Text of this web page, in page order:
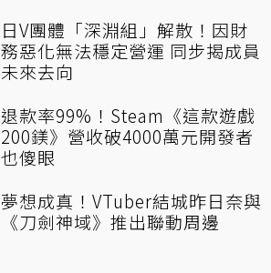
日V團體「深淵組」解散！因財
務惡化無法穩定營運 同步揭成員
未來去向
退款率99%！Steam《這款遊戲
200鎂》營收破4000萬元開發者
也傻眼
夢想成真！VTuber結城昨日奈與
《刀劍神域》推出聯動周邊